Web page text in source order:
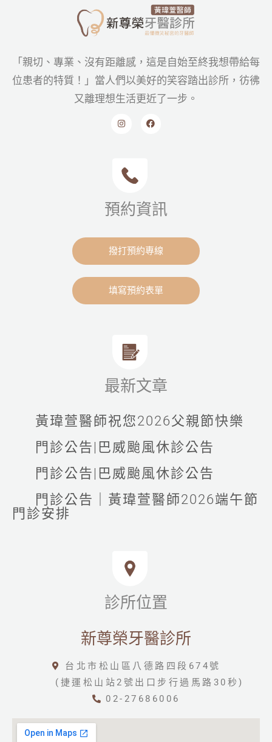
「親切、專業、沒有距離感，這是自始至終我想帶給每
位患者的特質！」當人們以美好的笑容踏出診所，彷彿
又離理想生活更近了一步。
預約資訊
撥打預約專線
填寫預約表單
最新文章
黃瑋萱醫師祝您2026父親節快樂
門診公告|巴威颱風休診公告
門診公告|巴威颱風休診公告
門診公告｜黃瑋萱醫師2026端午節
門診安排
診所位置
新尊榮牙醫診所
台北市松山區八德路四段674號
(捷運松山站2號出口步行過馬路30秒)
02-27686006